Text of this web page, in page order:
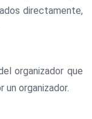
directamente,
organizador que
organizador.